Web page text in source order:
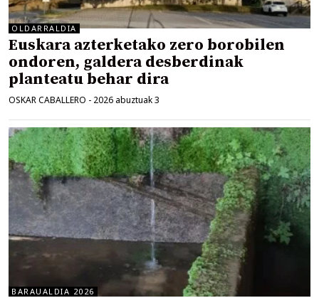
OLDARRALDIA
Euskara azterketako zero borobilen
ondoren, galdera desberdinak
planteatu behar dira
OSKAR CABALLERO - 2026 abuztuak 3
BARAUALDIA 2026